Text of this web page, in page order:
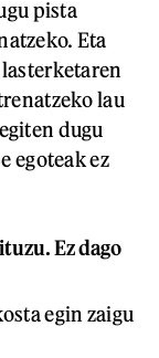
pista
Eta
lau
dugu
egoteak ez
Ez dago
egin zaigu